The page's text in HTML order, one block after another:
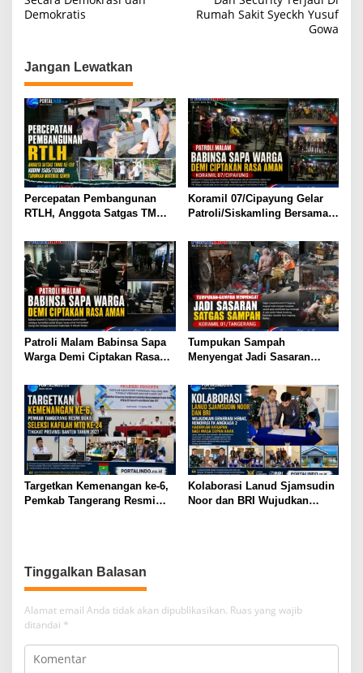
v
g
a
s
i
p
o
s
Demokratis
Rumah Sakit Syeckh Yusuf
Gowa
Jangan Lewatkan
Percepatan Pembangunan
RTLH, Anggota Satgas TMMD
Turunkan Material Semen
Koramil 07/Cipayung Gelar
Patroli/Siskamling Bersama
Patroli Malam Babinsa Sapa
Warga Demi Ciptakan Rasa
Tumpukan Sampah
Menyengat Jadi Sasaran
01/Tangerang
Targetkan Kemenangan ke-6,
Pemkab Tangerang Resmi
Kolaborasi Lanud Sjamsudin
Noor dan BRI Wujudkan
Tinggalkan Balasan
Alamat email Anda tidak akan dipublikasikan. Ruas yang wajib
ditandai *